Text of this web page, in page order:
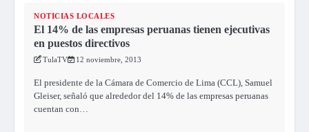
NOTICIAS LOCALES
El 14% de las empresas peruanas tienen ejecutivas
en puestos directivos
TulaTV 12 noviembre, 2013
El presidente de la Cámara de Comercio de Lima (CCL), Samuel
Gleiser, señaló que alrededor del 14% de las empresas peruanas
cuentan con…